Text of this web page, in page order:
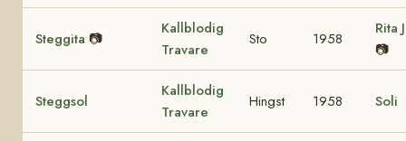
Steggita 📷
Kallblodig
Travare
Sto 1958
Rita
📷
Steggsol
Kallblodig
Travare
Hingst 1958 Soli